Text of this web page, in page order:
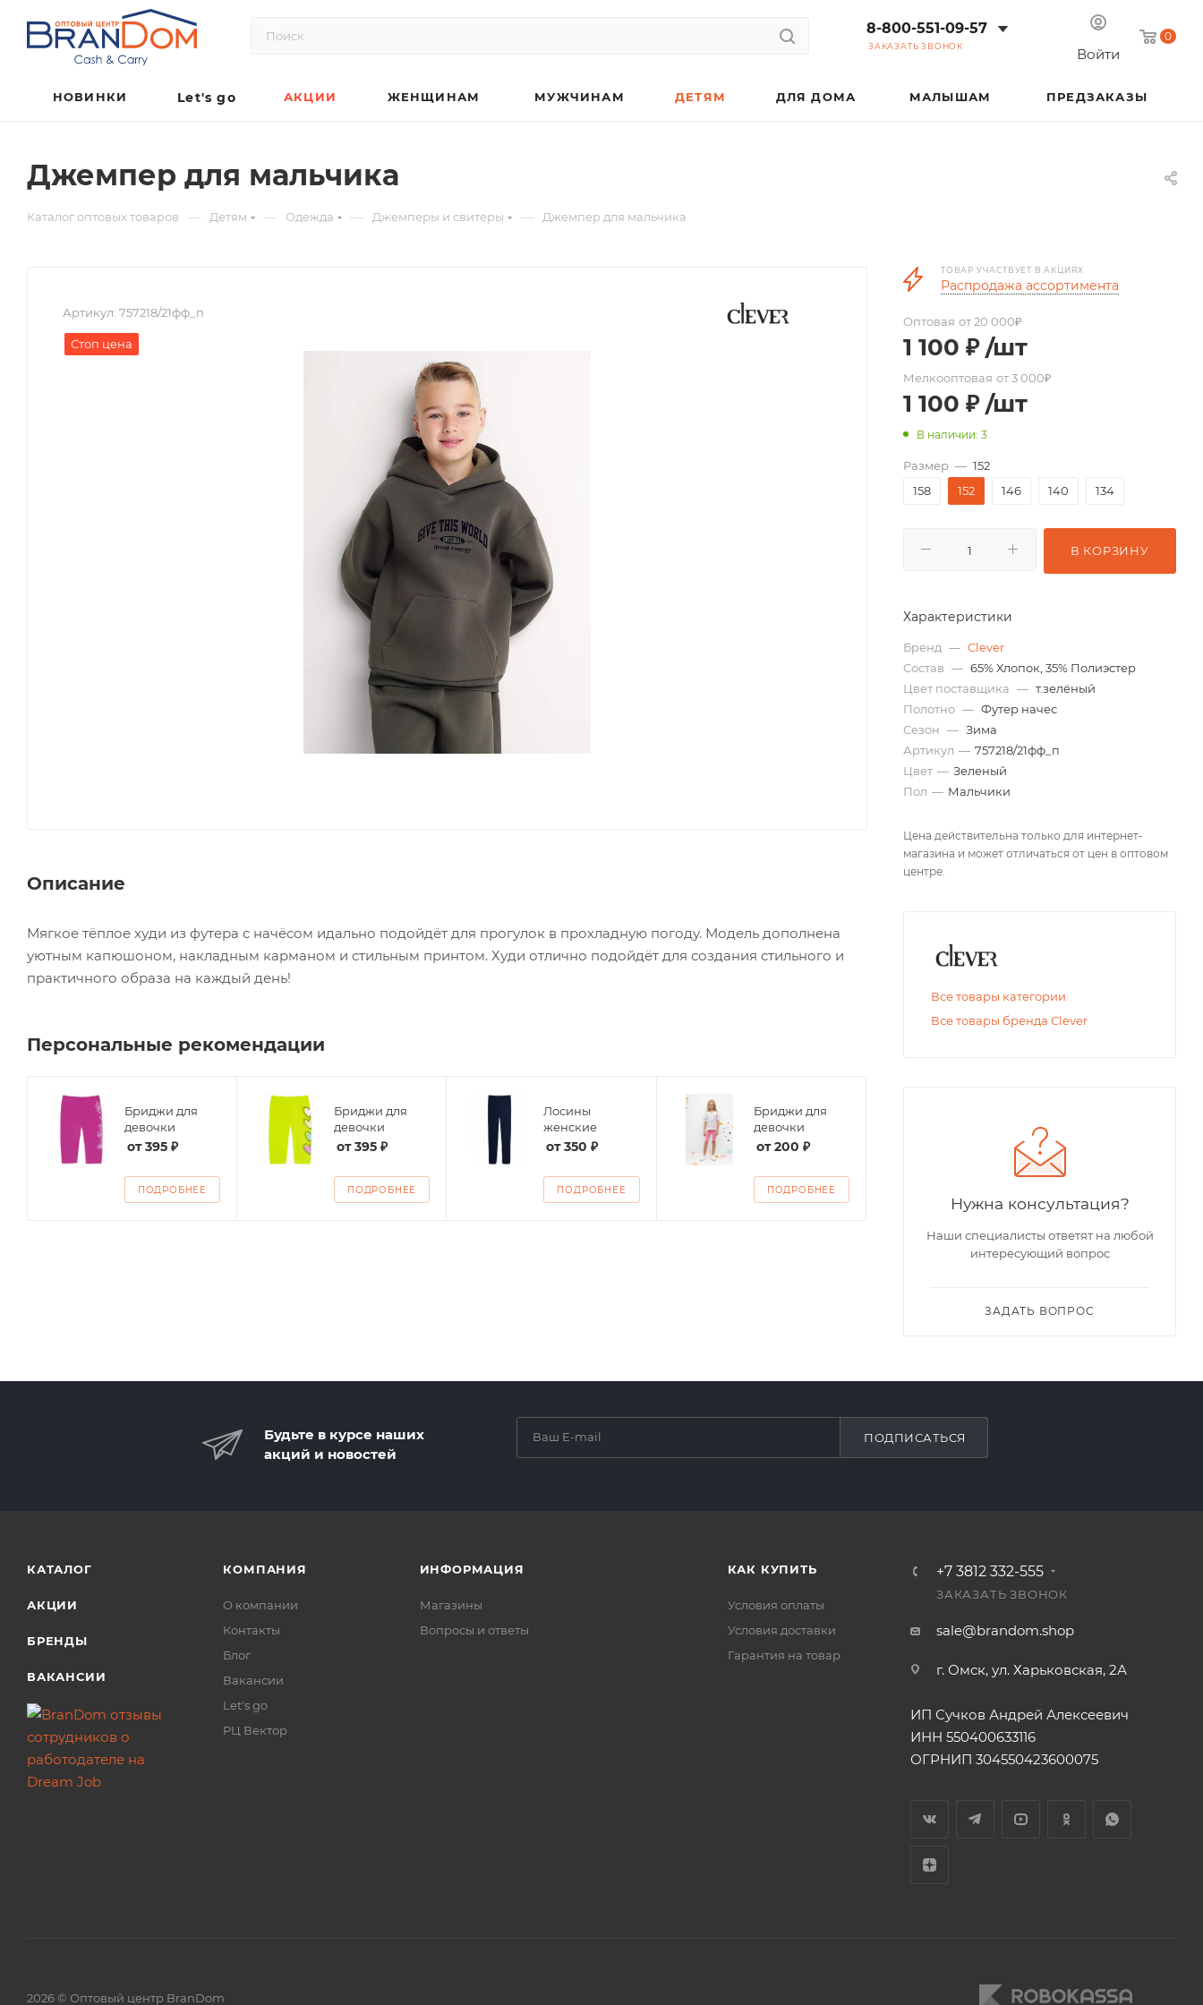
0
Войти
8-800-551-09-57
ЗАКАЗАТЬ ЗВОНОК
НОВИНКИ Let's go АКЦИИ ЖЕНЩИНАМ МУЖЧИНАМ ДЕТЯМ ДЛЯ ДОМА МАЛЫШАМ ПРЕДЗАКАЗЫ
Джемпер для мальчика
Каталог оптовых товаров — Детям — Одежда — Джемперы и свитеры — Джемпер для мальчика
Артикул: 757218/21фф_п
Стоп цена
Описание
Мягкое тёплое худи из футера с начёсом идально подойдёт для прогулок в прохладную погоду. Модель дополнена
уютным капюшоном, накладным карманом и стильным принтом. Худи отлично подойдёт для создания стильного и
практичного образа на каждый день!
Персональные рекомендации
Бриджи для
девочки
от395 ₽
ПОДРОБНЕЕ
Бриджи для
девочки
от395 ₽
ПОДРОБНЕЕ
Лосины
женские
от350 ₽
ПОДРОБНЕЕ
Бриджи для
девочки
от200 ₽
ПОДРОБНЕЕ
200 ₽
ТОВАР УЧАСТВУЕТ В АКЦИЯХ
Распродажа ассортимента
Оптовая от 20 000₽
1 100 ₽ /шт
Мелкооптовая от 3 000₽
1 100 ₽ /шт
В наличии: 3
Размер — 152
158
152 146 140 134
В КОРЗИНУ
Характеристики
Бренд — Clever
Состав — 65% Хлопок, 35% Полиэстер
Цвет поставщика — т.зелёный
Полотно — Футер начес
Сезон — Зима
Артикул — 757218/21фф_п
Цвет — Зеленый
Пол — Мальчики
Цена действительна только для интернет-
магазина и может отличаться от цен в оптовом
центре.
Все товары категории
Все товары бренда Clever
Нужна консультация?
Наши специалисты ответят на любой
интересующий вопрос
ЗАДАТЬ ВОПРОС
Будьте в курсе наших
акций и новостей
ПОДПИСАТЬСЯ
КАТАЛОГ
АКЦИИ
БРЕНДЫ
ВАКАНСИИ
КОМПАНИЯ
О компании
Контакты
Блог
Вакансии
Let's go
РЦ Вектор
ИНФОРМАЦИЯ
Магазины
Вопросы и ответы
КАК КУПИТЬ
Условия оплаты
Условия доставки
Гарантия на товар
+7 3812 332-555
ЗАКАЗАТЬ ЗВОНОК
sale@brandom.shop
г. Омск, ул. Харьковская, 2А
ИП Сучков Андрей Алексеевич
ИНН 550400633116
ОГРНИП 304550423600075
2026 © Оптовый центр BranDom